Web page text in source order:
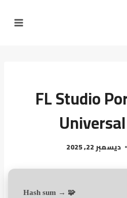
FL Studio
ديسمبر 22, 2025
🧩 Hash sum →